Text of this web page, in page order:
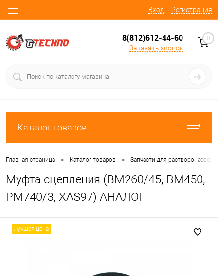
Вход Регистрация
8(812)612-44-60
Заказать звонок
0
Каталог товаров
Главная страница • Каталог товаров • Запчасти для растворонасосов
Муфта сцепления (BM260/45, BM450,
PM740/3, XAS97) АНАЛОГ
Лучшая цена